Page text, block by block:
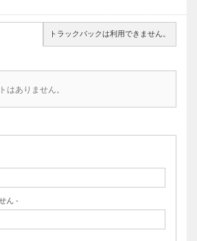
トラックバックは利用できません。
はありません。
ん -